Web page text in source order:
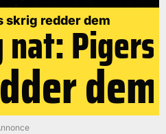
skrig redder demPigers
dem